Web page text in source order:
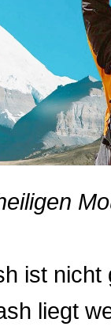
ist nicht
liegt